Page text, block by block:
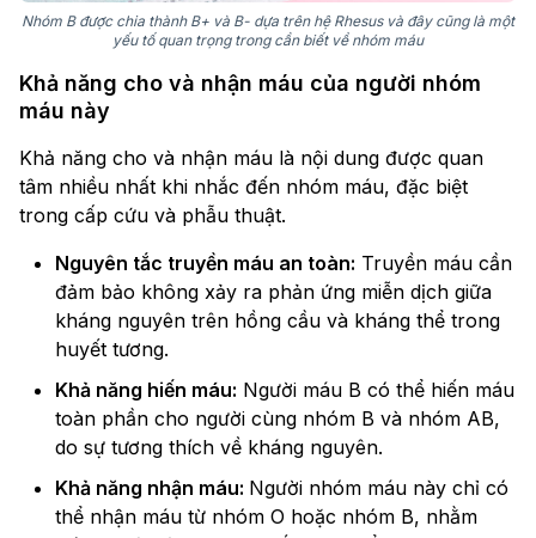
Nhóm B được chia thành B+ và B- dựa trên hệ Rhesus và đây cũng là một
yếu tố quan trọng trong cần biết về nhóm máu
Khả năng cho và nhận máu của người nhóm
máu này
Khả năng cho và nhận máu là nội dung được quan
tâm nhiều nhất khi nhắc đến nhóm máu, đặc biệt
trong cấp cứu và phẫu thuật.
Nguyên tắc truyền máu an toàn: Truyền máu cần
đảm bảo không xảy ra phản ứng miễn dịch giữa
kháng nguyên trên hồng cầu và kháng thể trong
huyết tương.
Khả năng hiến máu: Người máu B có thể hiến máu
toàn phần cho người cùng nhóm B và nhóm AB,
do sự tương thích về kháng nguyên.
Khả năng nhận máu: Người nhóm máu này chỉ có
thể nhận máu từ nhóm O hoặc nhóm B, nhằm